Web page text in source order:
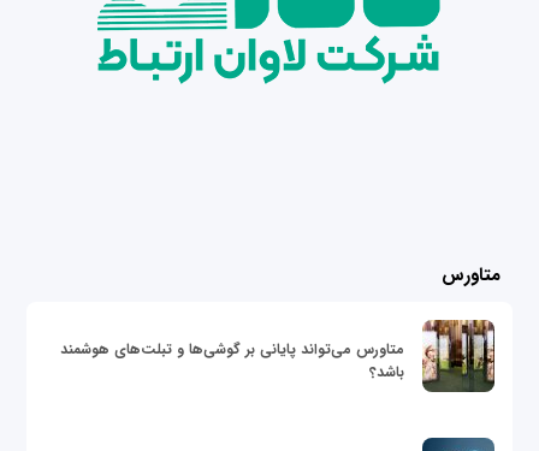
متاورس
متاورس می‌تواند پایانی بر گوشی‌ها و تبلت‌های هوشمند
باشد؟